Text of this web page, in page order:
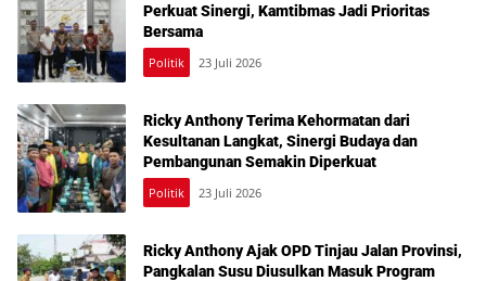
Perkuat Sinergi, Kamtibmas Jadi Prioritas
Bersama
Politik 23 Juli 2026
Ricky Anthony Terima Kehormatan dari
Kesultanan Langkat, Sinergi Budaya dan
Pembangunan Semakin Diperkuat
Politik 23 Juli 2026
Ricky Anthony Ajak OPD Tinjau Jalan Provinsi,
Pangkalan Susu Diusulkan Masuk Program